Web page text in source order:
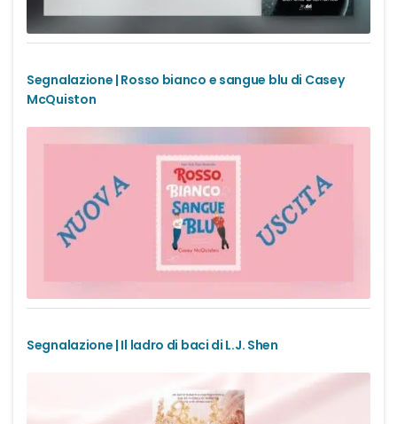
Police Romance
Romance Distopici
Romance StoricI
Romance vittoriani
Romance Regency
Second-Chance romance
Segnalazione | Rosso bianco e sangue blu di Casey
McQuiston
Segnalazione | Il ladro di baci di L.J. Shen